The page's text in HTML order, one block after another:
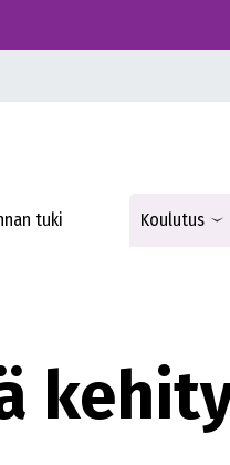
tuki Koulutus